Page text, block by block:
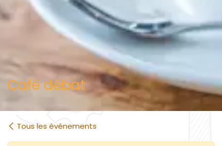
Café débat
Tous les événements